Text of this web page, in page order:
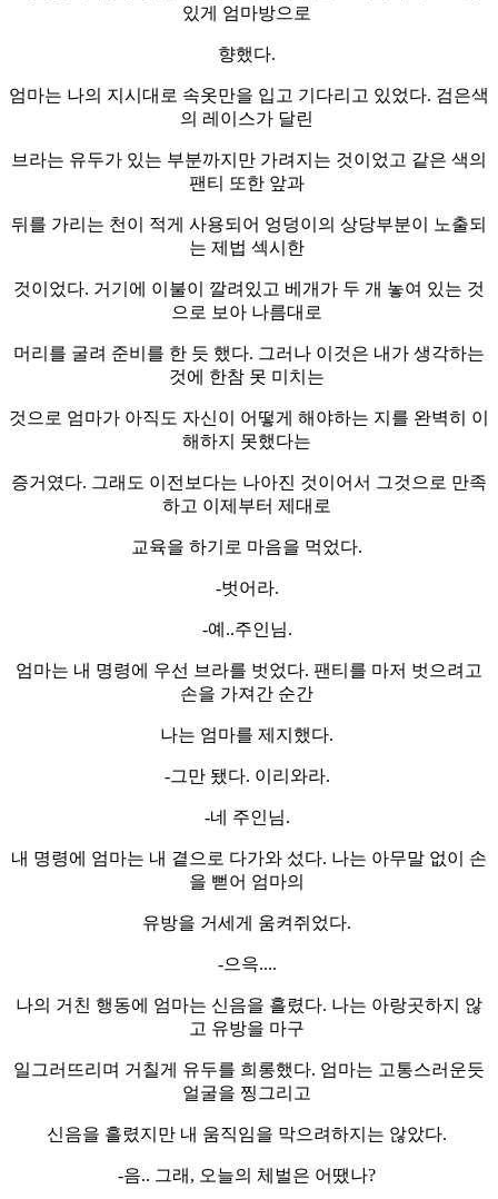
있게 엄마방으로
향했다.
엄마는 나의 지시대로 속옷만을 입고 기다리고 있었다. 검은색
의 레이스가 달린
브라는 유두가 있는 부분까지만 가려지는 것이었고 같은 색의
팬티 또한 앞과
뒤를 가리는 천이 적게 사용되어 엉덩이의 상당부분이 노출되
는 제법 섹시한
것이었다. 거기에 이불이 깔려있고 베개가 두 개 놓여 있는 것
으로 보아 나름대로
머리를 굴려 준비를 한 듯 했다. 그러나 이것은 내가 생각하는
것에 한참 못 미치는
것으로 엄마가 아직도 자신이 어떻게 해야하는 지를 완벽히 이
해하지 못했다는
증거였다. 그래도 이전보다는 나아진 것이어서 그것으로 만족
하고 이제부터 제대로
교육을 하기로 마음을 먹었다.
-벗어라.
-예..주인님.
엄마는 내 명령에 우선 브라를 벗었다. 팬티를 마저 벗으려고
손을 가져간 순간
나는 엄마를 제지했다.
-그만 됐다. 이리와라.
-네 주인님.
내 명령에 엄마는 내 곁으로 다가와 섰다. 나는 아무말 없이 손
을 뻗어 엄마의
유방을 거세게 움켜쥐었다.
-으윽....
나의 거친 행동에 엄마는 신음을 흘렸다. 나는 아랑곳하지 않
고 유방을 마구
일그러뜨리며 거칠게 유두를 희롱했다. 엄마는 고통스러운듯
얼굴을 찡그리고
신음을 흘렸지만 내 움직임을 막으려하지는 않았다.
-음.. 그래, 오늘의 체벌은 어땠나?